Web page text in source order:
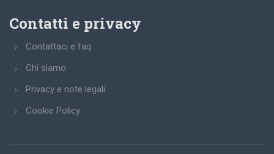
Contatti e privacy
Contattaci e faq
Chi siamo
Privacy e note legali
Cookie Policy